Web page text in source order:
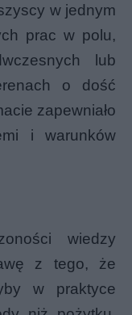
w jednym
prac w polu,
lub
o dość
zapewniało
i warunków
wiedzy
z tego, że
w praktyce